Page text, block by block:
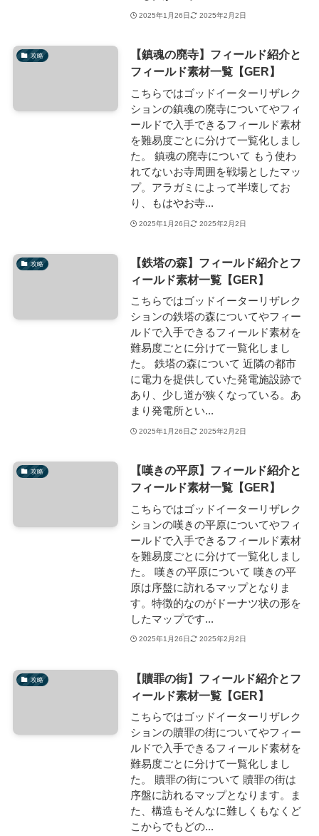
2025年1月26日 2025年2月2日
攻略
【鎮魂の廃寺】フィールド紹介と
フィールド素材一覧【GER】
こちらではゴッドイーターリザレク
ションの鎮魂の廃寺についてやフィ
ールドで入手できるフィールド素材
を難易度ごとに分けて一覧化しまし
た。 鎮魂の廃寺について もう使わ
れてないお寺周囲を戦場としたマッ
プ。アラガミによって半壊してお
り、もはやお寺...
2025年1月26日 2025年2月2日
攻略
【鉄塔の森】フィールド紹介とフ
ィールド素材一覧【GER】
こちらではゴッドイーターリザレク
ションの鉄塔の森についてやフィー
ルドで入手できるフィールド素材を
難易度ごとに分けて一覧化しまし
た。 鉄塔の森について 近隣の都市
に電力を提供していた発電施設跡で
あり、少し道が狭くなっている。あ
まり発電所とい...
2025年1月26日 2025年2月2日
攻略
【嘆きの平原】フィールド紹介と
フィールド素材一覧【GER】
こちらではゴッドイーターリザレク
ションの嘆きの平原についてやフィ
ールドで入手できるフィールド素材
を難易度ごとに分けて一覧化しまし
た。 嘆きの平原について 嘆きの平
原は序盤に訪れるマップとなりま
す。特徴的なのがドーナツ状の形を
したマップです...
2025年1月26日 2025年2月2日
攻略
【贖罪の街】フィールド紹介とフ
ィールド素材一覧【GER】
こちらではゴッドイーターリザレク
ションの贖罪の街についてやフィー
ルドで入手できるフィールド素材を
難易度ごとに分けて一覧化しまし
た。 贖罪の街について 贖罪の街は
序盤に訪れるマップとなります。ま
た、構造もそんなに難しくもなくど
こからでもどの...